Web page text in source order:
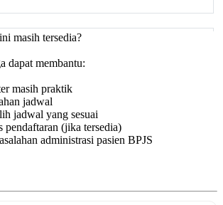
masih tersedia?
dapat membantu:
masih praktik
jadwal
jadwal yang sesuai
pendaftaran (jika tersedia)
administrasi pasien BPJS